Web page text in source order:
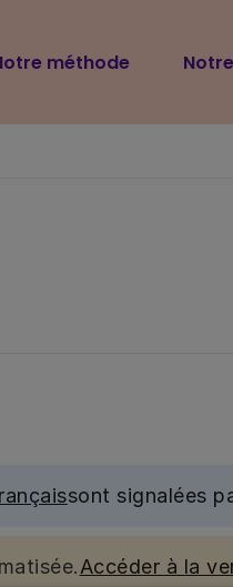
méthode
sont signalées
Accéder à la